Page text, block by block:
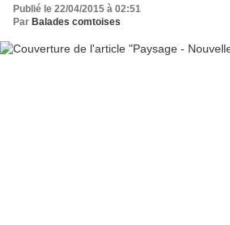
Publié le 22/04/2015 à 02:51
Par Balades comtoises